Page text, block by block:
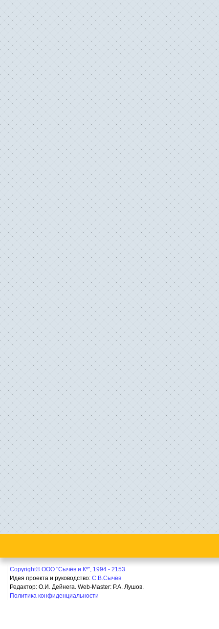
Copyright© ООО "Сычёв и Кº", 1994 - 2153.
Идея проекта и руководство: С.В.Сычёв
Редактор: О.И. Дейнега. Web-Master: Р.А. Лушов.
Политика конфиденциальности